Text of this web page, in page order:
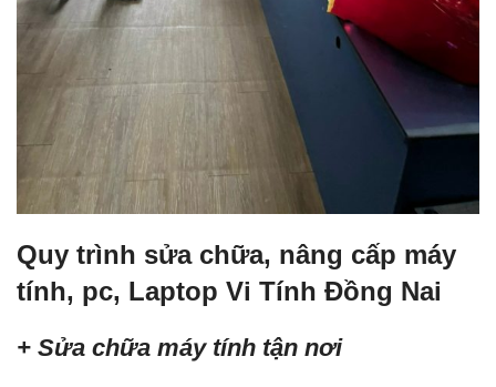
Quy trình sửa chữa, nâng cấp máy
tính, pc, Laptop Vi Tính Đồng Nai
+ Sửa chữa máy tính tận nơi